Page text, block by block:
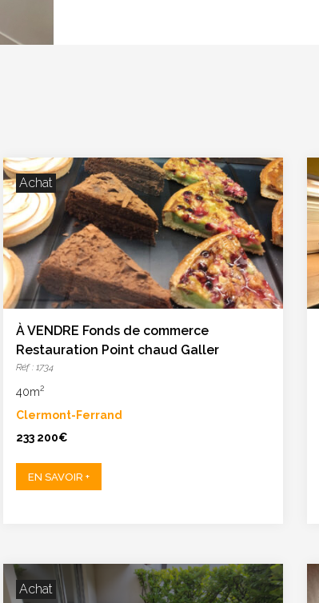
Achat
À VENDRE Fonds de commerce
Restauration Point chaud Galler
Réf : 1734
40m2
Clermont-Ferrand
233 200€
EN SAVOIR +
Achat